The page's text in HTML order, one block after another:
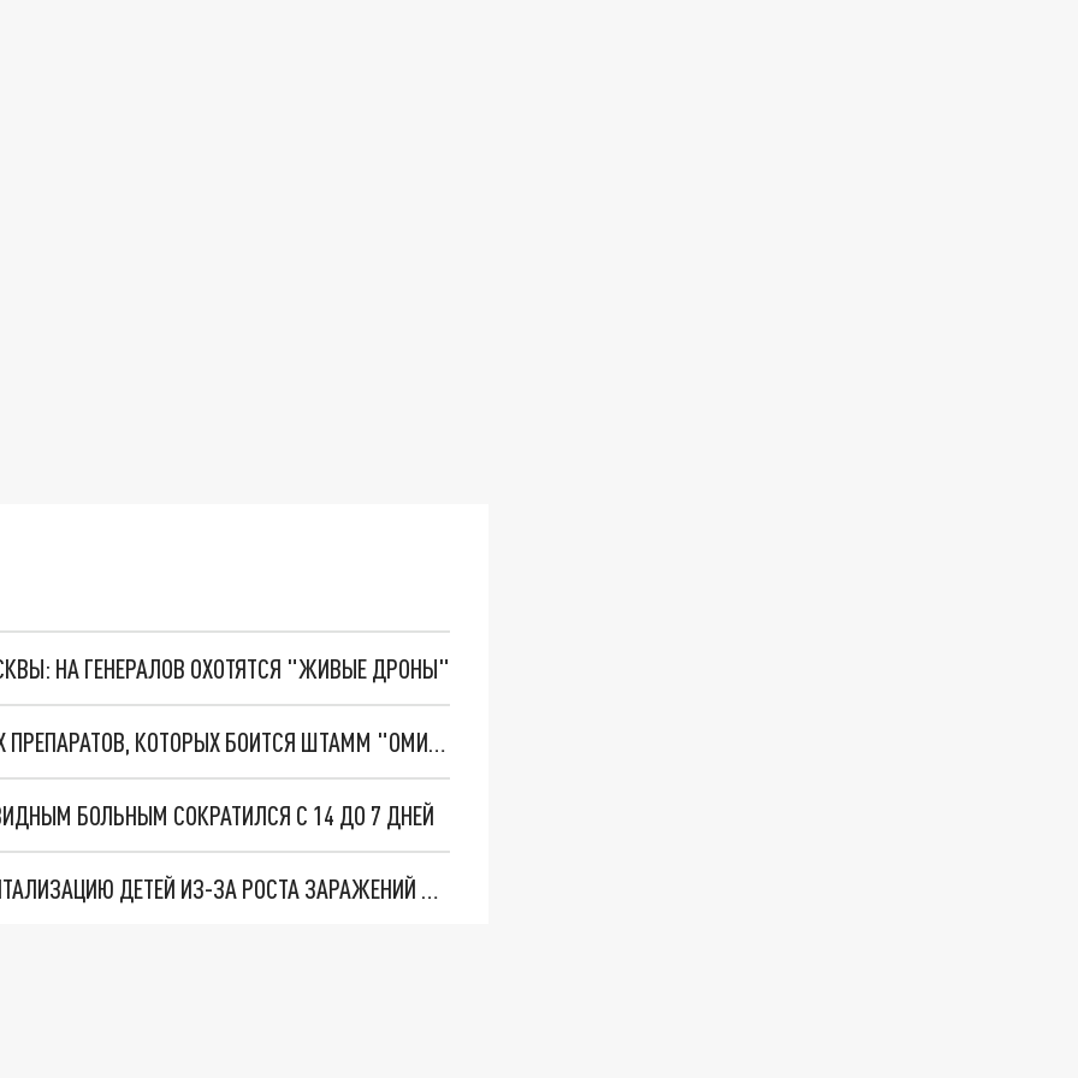
НА ГЕНЕРАЛОВ ОХОТЯТСЯ "ЖИВЫЕ ДРОНЫ"
УЧЁНЫЕ НАЗВАЛИ ВОСЕМЬ ПРОТИВОВИРУСНЫХ ПРЕПАРАТОВ, КОТОРЫХ БОИТСЯ ШТАММ "ОМИКРОН"
БОЛЬНЫМ СОКРАТИЛСЯ С 14 ДО 7 ДНЕЙ
В МОСКВЕ ПРИОСТАНОВИЛИ ПЛАНОВУЮ ГОСПИТАЛИЗАЦИЮ ДЕТЕЙ ИЗ-ЗА РОСТА ЗАРАЖЕНИЙ COVID СРЕДИ НИХ В 14 РАЗ